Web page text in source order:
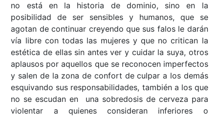
no está en la historia de dominio, sino en la
posibilidad de ser sensibles y humanos, que se
agotan de continuar creyendo que sus falos le darán
vía libre con todas las mujeres y que no critican la
estética de ellas sin antes ver y cuidar la suya, otros
aplausos por aquellos que se reconocen imperfectos
y salen de la zona de confort de culpar a los demás
esquivando sus responsabilidades, también a los que
no se escudan en una sobredosis de cerveza para
violentar a quienes consideran inferiores o